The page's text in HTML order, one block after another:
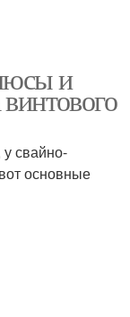
и
у свайно-
основные